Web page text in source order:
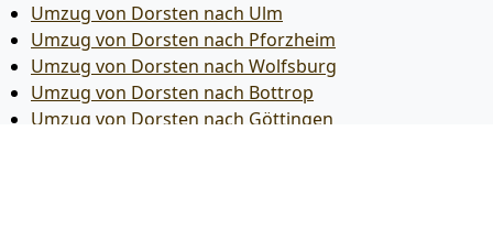
Umzug von Dorsten nach Ulm
Umzug von Dorsten nach Pforzheim
Umzug von Dorsten nach Wolfsburg
Umzug von Dorsten nach Bottrop
Umzug von Dorsten nach Göttingen